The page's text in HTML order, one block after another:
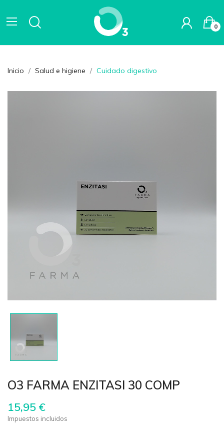
0
Inicio Salud e higiene Cuidado digestivo
O3 FARMA ENZITASI 30 COMP
15,95 €
Impuestos incluidos